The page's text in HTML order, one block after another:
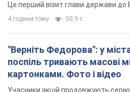
Це перший візит глави держави до
4 години тому 50,9 т.
"Верніть Федорова": у
поспіль тривають масові
картонками. Фото і відео
Учасники акцій продовжують